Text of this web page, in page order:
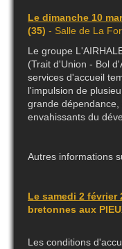
Le dimanche 10
(35) - Salle de La
Le groupe
(Trait d'Union - Bol
services d'accueil
l'impulsion de
grande
envahissants du
Autres informations
Le samedi 2 février
bretonnes aux
Les conditions